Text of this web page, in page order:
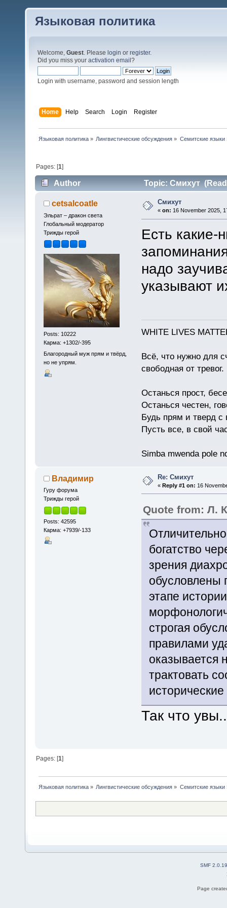
Языковая политика
Welcome, Guest. Please login or register.
Did you miss your activation email ?
Login with username, password and session length
Home Help Search Login Register
Языковая политика» Лингвистические обсуждения » Семитские языки
Pages: [1]
Author Topic: Смихут
cetsalcoatle
Эльрат – дракон света
Глобальный модератор
Трижды герой
Posts: 10222
Карма: +1302/-395
Благородный муж прям и твёрд,
но не упрям.
Смихут
«on: 16 November 2025,
Есть какие-
надо
указывают
WHITE LIVES
Всё, что нужно для
свободная от
Останься прост,
Останься честен,
Будь прям и тверд с
Пусть все, в свой
Simba mwenda pole
Владимир
Гуру форума
Трижды герой
Posts: 42595
Карма: +7939/-133
Re: Смихут
«Reply #1 on: 16
Quote from: Л.
богатство
зрения
обусловлены
этапе
строгая
правилами
оказывается
трактовать
Так что увы..
Pages: [1]
Языковая политика» Лингвистические обсуждения » Семитские языки
SMF 2.0.19
Page